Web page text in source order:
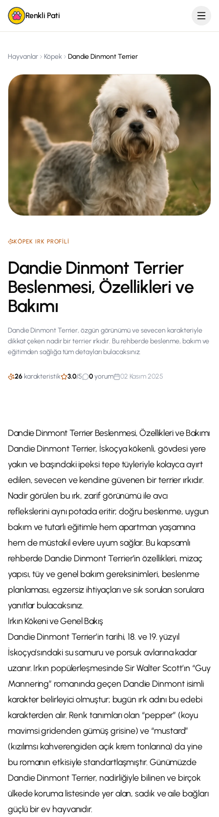
Renkli Pati
Hayvanlar Köpek Dandie Dinmont Terrier
KÖPEK IRK PROFILI
Dandie Dinmont Terrier
Beslenmesi, Özellikleri ve
Bakımı
Dandie Dinmont Terrier, özgün görünümü ve sevecen karakteriyle
dikkat çeken nadir bir terrier ırkıdır. Bu rehberde beslenme, bakım ve
eğitimden sağlığa tüm detayları bulacaksınız.
26 karakteristik 3.0/5 0yorum 02 Kasım 2025
Dandie Dinmont Terrier Beslenmesi, Özellikleri ve Bakımı
Dandie Dinmont Terrier, İskoçya kökenli, gövdesi yere
yakın ve başındaki ipeksi tepe tüyleriyle kolayca ayırt
edilen, sevecen ve kendine güvenen bir terrier ırkıdır.
Nadir görülen bu ırk, zarif görünümü ile avcı
reflekslerini aynı potada eritir; doğru beslenme, uygun
bakım ve tutarlı eğitimle hem apartman yaşamına
hem de müstakil evlere uyum sağlar. Bu kapsamlı
rehberde Dandie Dinmont Terrier’in özellikleri, mizaç
yapısı, tüy ve genel bakım gereksinimleri, beslenme
planlaması, egzersiz ihtiyaçları ve sık sorulan sorulara
yanıtlar bulacaksınız.
Irkın Kökeni ve Genel Bakış
Dandie Dinmont Terrier’in tarihi, 18. ve 19. yüzyıl
İskoçya’sındaki su samuru ve porsuk avlarına kadar
uzanır. Irkın popülerleşmesinde Sir Walter Scott’ın “Guy
Mannering” romanında geçen Dandie Dinmont isimli
karakter belirleyici olmuştur; bugün ırk adını bu edebi
karakterden alır. Renk tanımları olan “pepper” (koyu
mavimsi gridenden gümüş grisine) ve “mustard”
(kızılımsı kahverengiden açık krem tonlarına) da yine
bu romanın etkisiyle standartlaşmıştır. Günümüzde
Dandie Dinmont Terrier, nadirliğiyle bilinen ve birçok
ülkede koruma listesinde yer alan, sadık ve aile bağları
güçlü bir ev hayvanıdır.